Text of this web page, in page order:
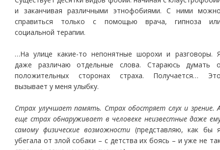
и заканчивая различными этнофобиями. С ними
справиться только с помощью врача, гипноза
социальной терапии.
…На улице какие-то непонятные шорохи и разговоры.
даже различаю отдельные слова. Стараюсь думать
положительных сторонах страха. Получается…
вызывает у меня улыбку.
Страх улучшает память. Страх обостряет слух и зрение.
еще страх обнаруживает в человеке неизвестные даже
самому физические возможности (представляю, как бы
убегала от злой собаки – с детства их боясь – и уже не